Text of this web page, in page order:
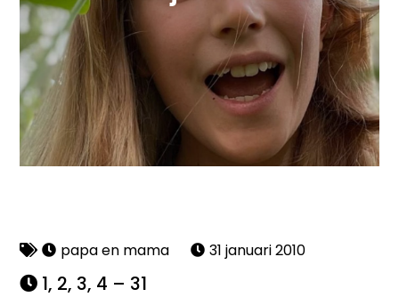
papa en mama 31 januari 2010
1, 2, 3, 4 – 31